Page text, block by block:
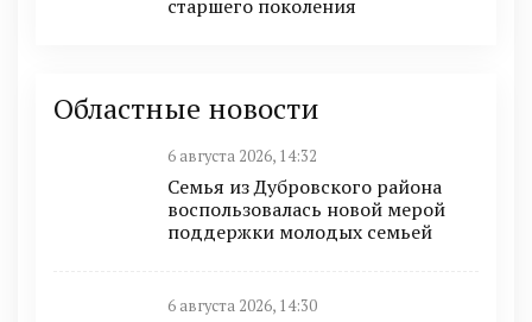
старшего поколения
Областные новости
6 августа 2026, 14:32
Семья из Дубровского района
воспользовалась новой мерой
поддержки молодых семьей
6 августа 2026, 14:30